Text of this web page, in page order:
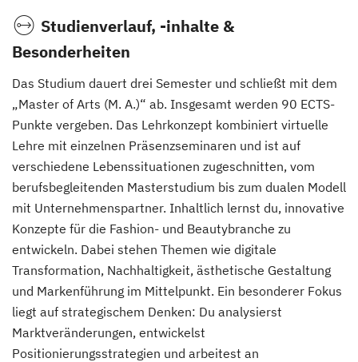
Studienverlauf, -inhalte &
Besonderheiten
Das Studium dauert drei Semester und schließt mit dem
„Master of Arts (M. A.)“ ab. Insgesamt werden 90 ECTS-
Punkte vergeben. Das Lehrkonzept kombiniert virtuelle
Lehre mit einzelnen Präsenzseminaren und ist auf
verschiedene Lebenssituationen zugeschnitten, vom
berufsbegleitenden Masterstudium bis zum dualen Modell
mit Unternehmenspartner. Inhaltlich lernst du, innovative
Konzepte für die Fashion- und Beautybranche zu
entwickeln. Dabei stehen Themen wie digitale
Transformation, Nachhaltigkeit, ästhetische Gestaltung
und Markenführung im Mittelpunkt. Ein besonderer Fokus
liegt auf strategischem Denken: Du analysierst
Marktveränderungen, entwickelst
Positionierungsstrategien und arbeitest an